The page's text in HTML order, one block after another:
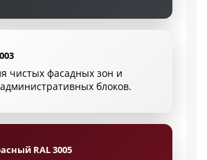
чистых фасадных зон и
блоков.
RAL 3005